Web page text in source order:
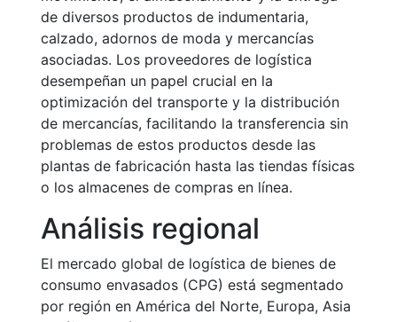
de diversos productos de indumentaria,
calzado, adornos de moda y mercancías
asociadas. Los proveedores de logística
desempeñan un papel crucial en la
optimización del transporte y la distribución
de mercancías, facilitando la transferencia sin
problemas de estos productos desde las
plantas de fabricación hasta las tiendas físicas
o los almacenes de compras en línea.
Análisis regional
El mercado global de logística de bienes de
consumo envasados (CPG) está segmentado
por región en América del Norte, Europa, Asia